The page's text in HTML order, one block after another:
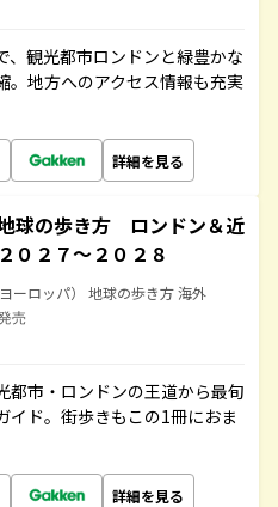
、観光都市ロンドンと緑豊かな
。地方へのアクセス情報も充実
詳細を見る
球の歩き方 ロンドン＆近
２７～２０２８
ーロッパ） 地球の歩き方 海外
売
都市・ロンドンの王道から最旬
イド。街歩きもこの1冊におま
詳細を見る